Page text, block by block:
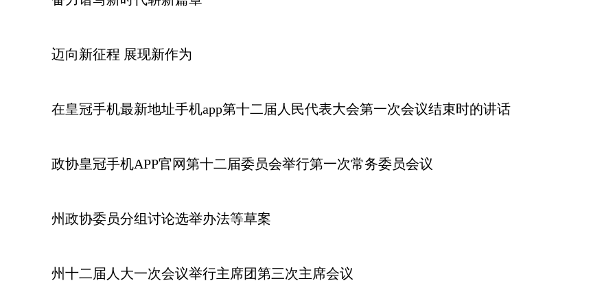
迈向新征程 展现新作为
在皇冠手机最新地址手机app第十二届人民代表大会第一次会议结束时的讲话
政协皇冠手机APP官网第十二届委员会举行第一次常务委员会议
州政协委员分组讨论选举办法等草案
州十二届人大一次会议举行主席团第三次主席会议